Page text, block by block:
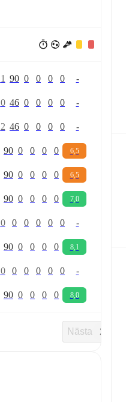
1 90 0 0 0 0 -
0 46 0 0 0 0 -
2 46 0 0 0 0 -
90 0 0 0 0 6,5
90 0 0 0 0 6,5
90 0 0 0 0 7,0
0 0 0 0 0 0 -
90 0 0 0 0 8,1
0 0 0 0 0 0 -
90 0 0 0 0 8,0
Nästa